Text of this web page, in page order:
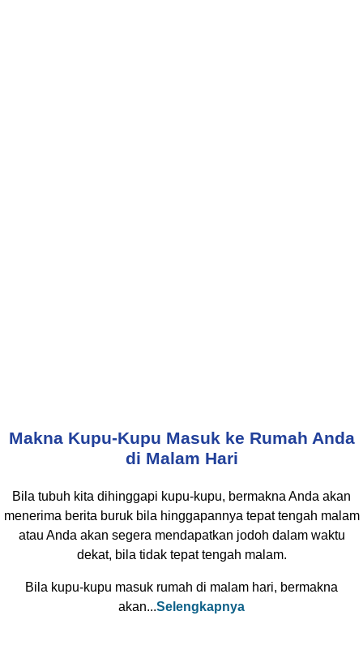
Makna Kupu-Kupu Masuk ke Rumah Anda
di Malam Hari
Bila tubuh kita dihinggapi kupu-kupu, bermakna Anda akan
menerima berita buruk bila hinggapannya tepat tengah malam
atau Anda akan segera mendapatkan jodoh dalam waktu
dekat, bila tidak tepat tengah malam.
Bila kupu-kupu masuk rumah di malam hari, bermakna
akan...Selengkapnya